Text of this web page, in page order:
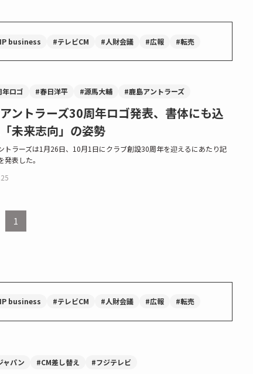
business #テレビCM #人財会議 #広報 #転売
ロゴ #春日洋平 #源馬大輔 #鹿島アントラーズ
ントラーズ30周年ロゴ発表、書体にも込
未来志向」の姿勢
トラーズは1月26日、10月1日にクラブ創設30周年を迎えるにあたり記
発表した。
1
business #テレビCM #人財会議 #広報 #転売
ャパン #CM差し替え #フジテレビ